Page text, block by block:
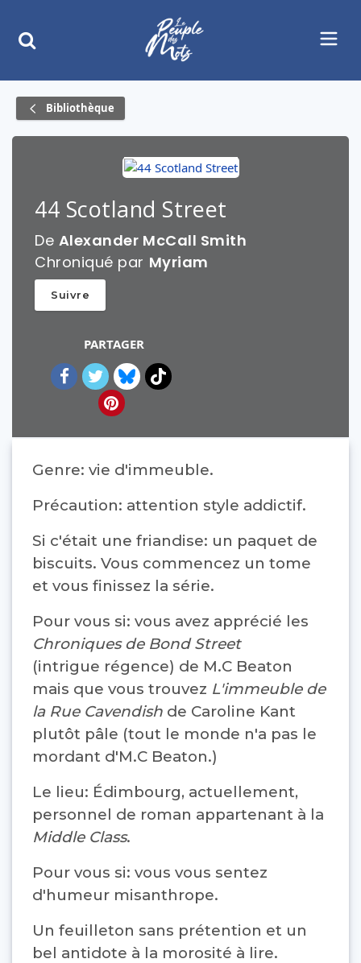
Bibliothèque
44 Scotland Street
De Alexander McCall Smith
Chroniqué par Myriam
Suivre
PARTAGER
Genre: vie d'immeuble.
Précaution: attention style addictif.
Si c'était une friandise: un paquet de
biscuits. Vous commencez un tome
et vous finissez la série.
Pour vous si: vous avez apprécié les
Chroniques de Bond Street
(intrigue régence) de M.C Beaton
mais que vous trouvez L'immeuble de
la Rue Cavendish de Caroline Kant
plutôt pâle (tout le monde n'a pas le
mordant d'M.C Beaton.)
Le lieu: Édimbourg, actuellement,
personnel de roman appartenant à la
Middle Class.
Pour vous si: vous vous sentez
d'humeur misanthrope.
Un feuilleton sans prétention et un
bel antidote à la morosité à lire.